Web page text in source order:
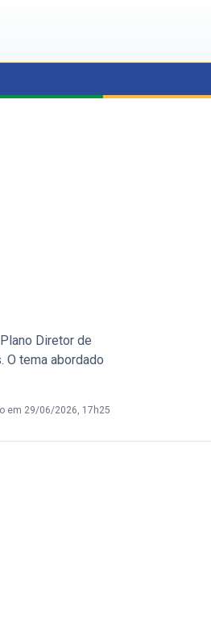
Diretor de
O tema abordado
em 29/06/2026, 17h25